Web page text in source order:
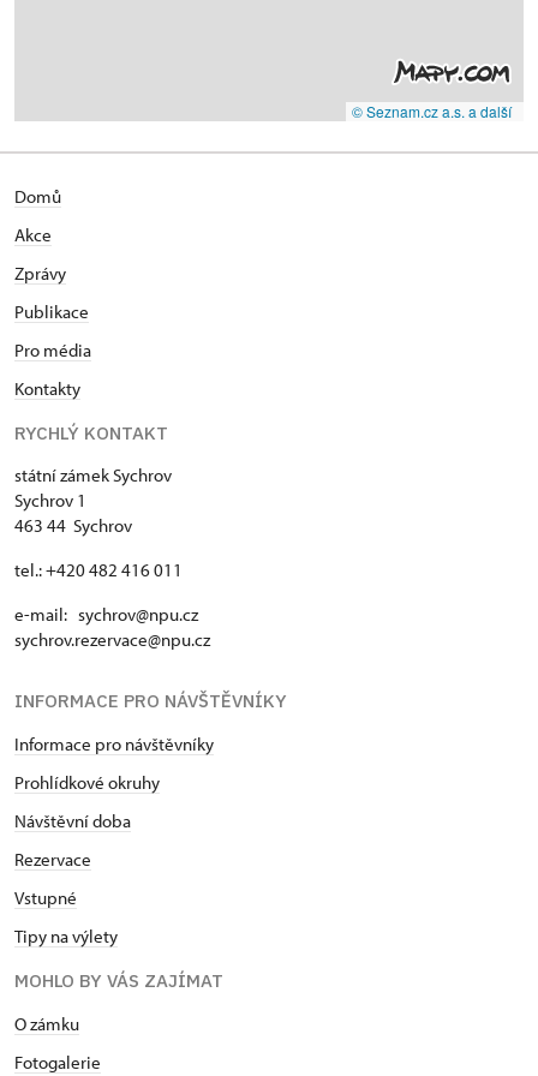
© Seznam.cz a.s. a další
Domů
Akce
Zprávy
Publikace
Pro média
Kontakty
RYCHLÝ KONTAKT
státní zámek Sychrov
Sychrov 1
463 44 Sychrov
tel.: +420 482 416 011
e-mail: sychrov@npu.cz
sychrov.rezervace@npu.cz
INFORMACE PRO NÁVŠTĚVNÍKY
Informace pro návštěvníky
Prohlídkové okruhy
Návštěvní doba
Rezervace
Vstupné
Tipy na výlety
MOHLO BY VÁS ZAJÍMAT
O zámku
Fotogalerie